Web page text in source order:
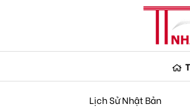
Lịch Sử Nhật Bản